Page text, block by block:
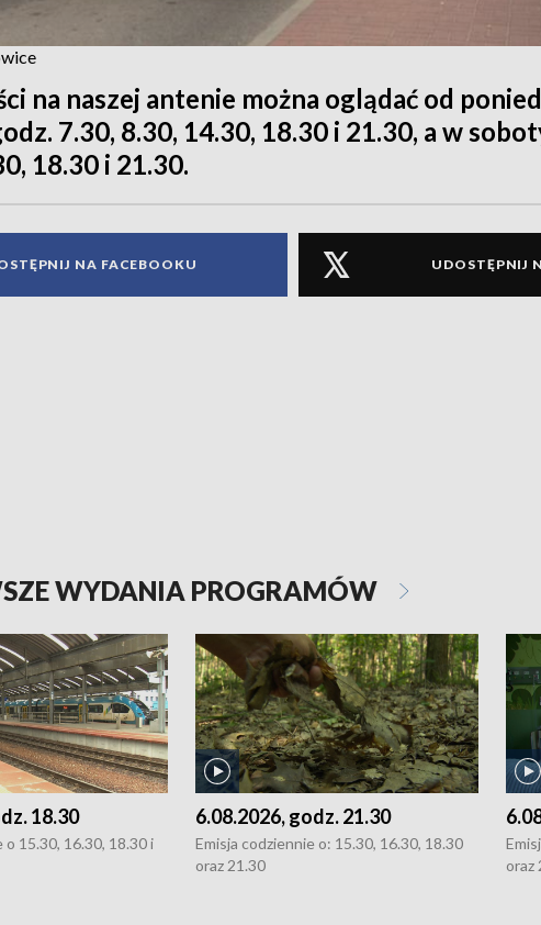
na naszej antenie można oglądać od
7.30, 8.30, 14.30, 18.30 i 21.30, a w
18.30 i 21.30.
NA FACEBOOKU UDOSTĘPNIJ
WYDANIA PROGRAMÓW
18.30
o 15.30, 16.30, 18.30 i
6.08.2026, godz. 21.30
Emisja codziennie o: 15.30, 16.30, 18.30
oraz 21.30
oraz